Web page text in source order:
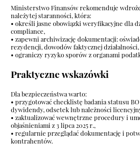
Ministerstwo Finansów rekomenduje
należytej staranności, która:
• określi jasne obowiązki weryfikacyjne dla
compliance,
• zapewni archiwizację dokumentacji:
rezydencji, dowodów faktycznej działalności,
• ograniczy ryzyko sporów z organami
Praktyczne wskazówki
Dla bezpieczeństwa warto:
• przygotować checklistę badania statusu
dywidendy, odsetek lub należności
• zaktualizować wewnętrzne procedury i
objaśnieniami z 3 lipca 2025 r.,
• regularnie przeglądać dokumentację i
kontrahentów.